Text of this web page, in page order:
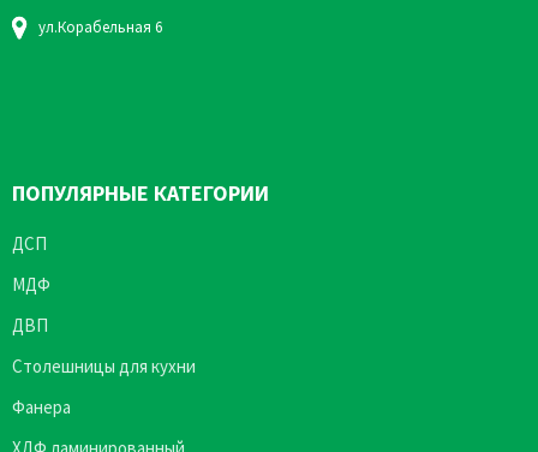
ул.Корабельная 6
ПОПУЛЯРНЫЕ КАТЕГОРИИ
ДСП
МДФ
ДВП
Столешницы для кухни
Фанера